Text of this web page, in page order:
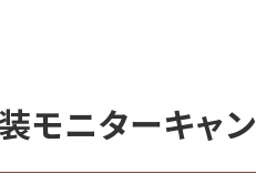
モニターキャ